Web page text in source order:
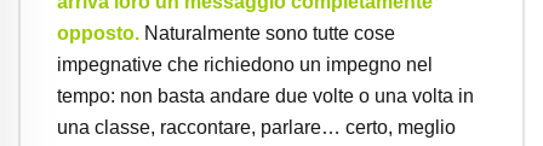
opposto. Naturalmente sono tutte cose
impegnative che richiedono un impegno nel
tempo: non basta andare due volte o una volta in
una classe, raccontare, parlare… certo, meglio